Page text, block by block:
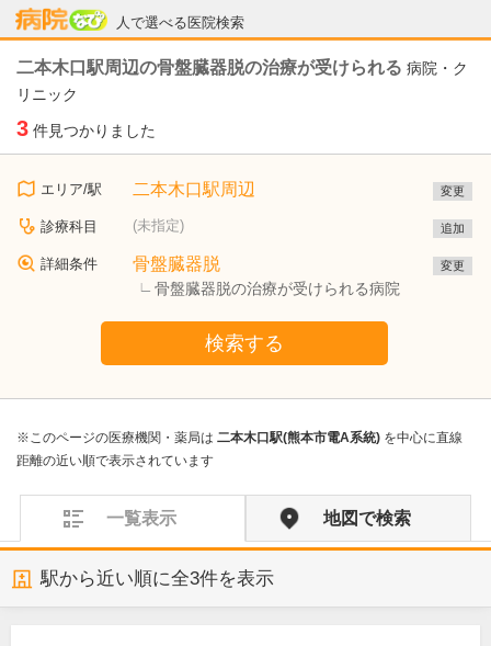
人で選べる医院検索
病院なび
二本木口駅周辺の骨盤臓器脱の治療が受けられる 病院・ク
リニック
3 件見つかりました
エリア/駅 二本木口駅周辺 変更
診療科目 (未指定) 追加
詳細条件 骨盤臓器脱
骨盤臓器脱の治療が受けられる病院
変更
検索する
※このページの医療機関・薬局は 二本木口駅(熊本市電A系統) を中心に直線
距離の近い順で表示されています
一覧表示 地図で検索
駅から近い順に全3件を表示